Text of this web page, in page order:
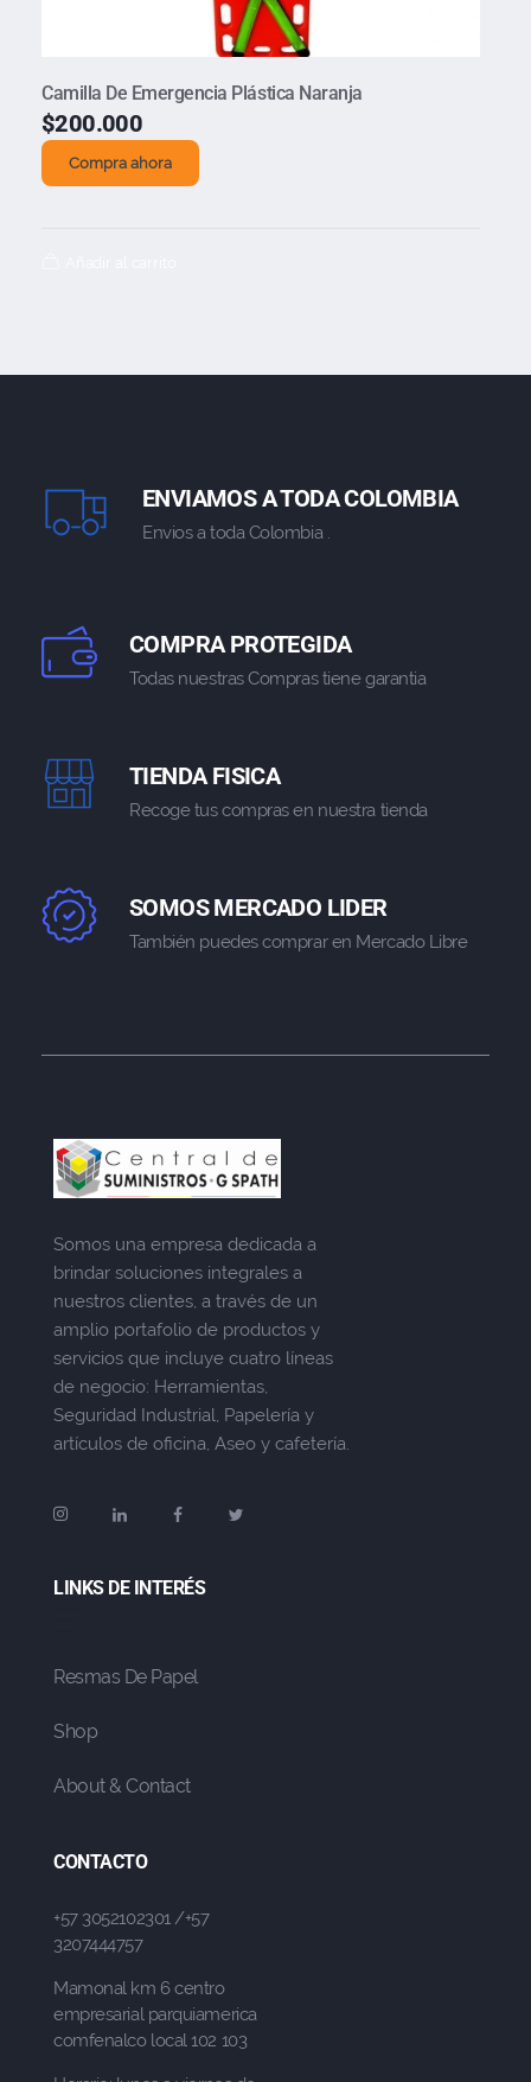
Camilla De Emergencia Plástica Naranja
$200.000
Compra ahora
ENVIAMOS A TODA COLOMBIA
Envios a toda Colombia .
COMPRA PROTEGIDA
Todas nuestras Compras tiene garantia
TIENDA FISICA
Recoge tus compras en nuestra tienda
SOMOS MERCADO LIDER
También puedes comprar en Mercado Libre
Somos una empresa dedicada a
brindar soluciones integrales a
nuestros clientes, a través de un
amplio portafolio de productos y
servicios que incluye cuatro líneas
de negocio: Herramientas,
Seguridad Industrial, Papelería y
artículos de oficina, Aseo y cafetería.
LINKS DE INTERÉS
Resmas De Papel
Shop
About & Contact
CONTACTO
+57 3052102301 /+57
3207444757
Mamonal km 6 centro
empresarial parquiamerica
comfenalco local 102 103